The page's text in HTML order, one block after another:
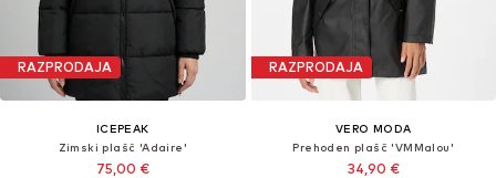
RAZPRODAJA
ICEPEAK
Zimski plašč 'Adaire'
75,00 €
RAZPRODAJA
VERO MODA
Prehoden plašč 'VMMalou'
34,90 €